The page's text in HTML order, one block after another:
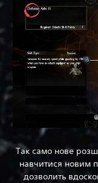
Так само нове
навчитися новим
дозволить